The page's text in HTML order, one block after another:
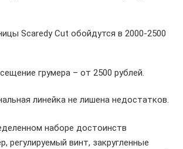
Scaredy Cut обойдутся в 2000-2500
грумера – от 2500 рублей.
линейка не лишена недостатков.
наборе достоинств
регулируемый винт, закругленные